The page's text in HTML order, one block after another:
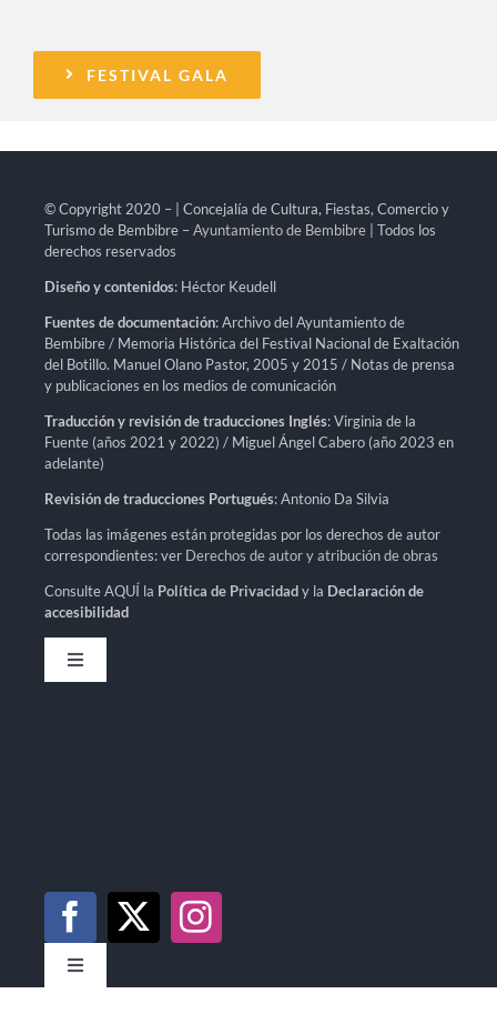
FESTIVAL GALA
© Copyright 2020 – | Concejalía de Cultura, Fiestas, Comercio y
Turismo de Bembibre –Ayuntamiento de Bembibre| Todos los
derechos reservados
Diseño y contenidos: Héctor Keudell
Fuentes de documentación: Archivo del Ayuntamiento de
Bembibre / Memoria Histórica del Festival Nacional de Exaltación
del Botillo. Manuel Olano Pastor, 2005 y 2015 / Notas de prensa
y publicaciones en los medios de comunicación
Traducción y revisión de traducciones Inglés: Virginia de la
Fuente (años 2021 y 2022) / Miguel Ángel Cabero (año 2023 en
adelante)
Revisión de traducciones Portugués: Antonio Da Silvia
Todas las imágenes están protegidas por los derechos de autor
correspondientes: ver Derechos de autor y atribución de obras
Consulte AQUÍ la Política de Privacidady la Declaración de
accesibilidad
Toggle
Toggle